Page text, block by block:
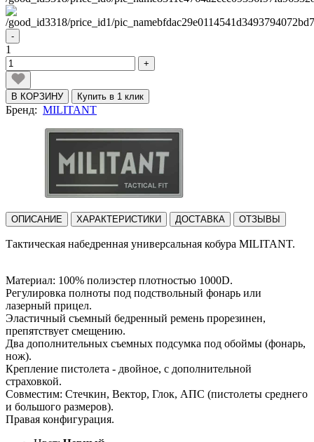
-
1
+
В КОРЗИНУ Купить в 1 клик
Бренд: MILITANT
ОПИСАНИЕ ХАРАКТЕРИСТИКИ ДОСТАВКА ОТЗЫВЫ
Тактическая набедренная универсальная кобура MILITANT.
Материал: 100% полиэстер плотностью 1000D.
Регулировка полноты под подствольный фонарь или
лазерный прицел.
Эластичный съемный бедренный ремень прорезинен,
препятствует смещению.
Два дополнительных съемных подсумка под обоймы (фонарь,
нож).
Крепление пистолета - двойное, с дополнительной
страховкой.
Совместим: Стечкин, Вектор, Глок, АПС (пистолеты среднего
и большого размеров).
Правая конфигурация.